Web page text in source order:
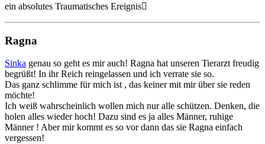
ein absolutes Traumatisches Ereignis🫩
Ragna
Sinka genau so geht es mir auch! Ragna hat unseren Tierarzt freudig
begrüßt! In ihr Reich reingelassen und ich verrate sie so.
Das ganz schlimme für mich ist , das keiner mit mir über sie reden
möchte!
Ich weiß wahrscheinlich wollen mich nur alle schützen. Denken, die
holen alles wieder hoch! Dazu sind es ja alles Männer, ruhige
Männer ! Aber mir kommt es so vor dann das sie Ragna einfach
vergessen!